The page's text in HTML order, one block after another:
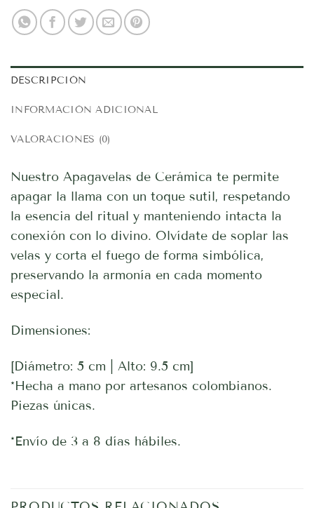
DESCRIPCIÓN
INFORMACIÓN ADICIONAL
VALORACIONES (0)
Nuestro Apagavelas de Cerámica te permite
apagar la llama con un toque sutil, respetando
la esencia del ritual y manteniendo intacta la
conexión con lo divino. Olvídate de soplar las
velas y corta el fuego de forma simbólica,
preservando la armonía en cada momento
especial.
Dimensiones:
[Diámetro: 5 cm | Alto: 9.5 cm]
*Hecha a mano por artesanos colombianos.
Piezas únicas.
*Envío de 3 a 8 días hábiles.